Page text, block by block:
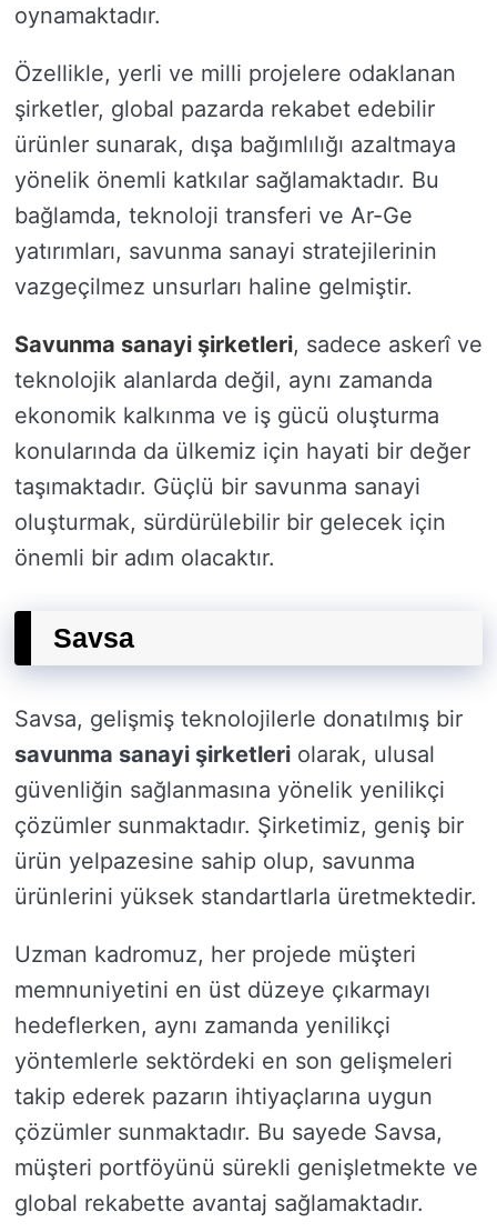
oynamaktadır.
Özellikle, yerli ve milli projelere odaklanan
şirketler, global pazarda rekabet edebilir
ürünler sunarak, dışa bağımlılığı azaltmaya
yönelik önemli katkılar sağlamaktadır. Bu
bağlamda, teknoloji transferi ve Ar-Ge
yatırımları, savunma sanayi stratejilerinin
vazgeçilmez unsurları haline gelmiştir.
Savunma sanayi şirketleri, sadece askerî ve
teknolojik alanlarda değil, aynı zamanda
ekonomik kalkınma ve iş gücü oluşturma
konularında da ülkemiz için hayati bir değer
taşımaktadır. Güçlü bir savunma sanayi
oluşturmak, sürdürülebilir bir gelecek için
önemli bir adım olacaktır.
Savsa
Savsa, gelişmiş teknolojilerle donatılmış bir
savunma sanayi şirketleri olarak, ulusal
güvenliğin sağlanmasına yönelik yenilikçi
çözümler sunmaktadır. Şirketimiz, geniş bir
ürün yelpazesine sahip olup, savunma
ürünlerini yüksek standartlarla üretmektedir.
Uzman kadromuz, her projede müşteri
memnuniyetini en üst düzeye çıkarmayı
hedeflerken, aynı zamanda yenilikçi
yöntemlerle sektördeki en son gelişmeleri
takip ederek pazarın ihtiyaçlarına uygun
çözümler sunmaktadır. Bu sayede Savsa,
müşteri portföyünü sürekli genişletmekte ve
global rekabette avantaj sağlamaktadır.